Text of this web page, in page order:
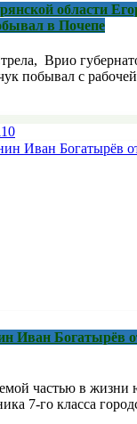
области
в Почепе
Врио
побывал с
Иван Богатырёв
частью в жизни
7-го класса